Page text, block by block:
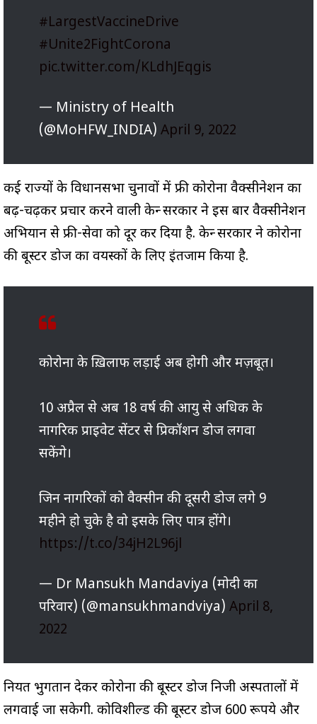
#LargestVaccineDrive
#Unite2FightCorona
pic.twitter.com/KLdhJEqgis
— Ministry of Health
(@MoHFW_INDIA) April 9, 2022
कई राज्यों के विधानसभा चुनावों में फ्री कोरोना वैक्सीनेशन का
बढ़-चढ़कर प्रचार करने वाली केन्द्र सरकार ने इस बार वैक्सीनेशन
अभियान से फ्री-सेवा को दूर कर दिया है. केन्द्र सरकार ने कोरोना
की बूस्टर डोज का वयस्कों के लिए इंतजाम किया है.
कोरोना के ख़िलाफ लड़ाई अब होगी और मज़बूत।
10 अप्रैल से अब 18 वर्ष की आयु से अधिक के
नागरिक प्राइवेट सेंटर से प्रिकॉशन डोज लगवा
सकेंगे।
जिन नागरिकों को वैक्सीन की दूसरी डोज लगे 9
महीने हो चुके है वो इसके लिए पात्र होंगे।
https://t.co/34jH2L96jl
— Dr Mansukh Mandaviya (मोदी का
परिवार) (@mansukhmandviya) April 8,
2022
नियत भुगतान देकर कोरोना की बूस्टर डोज निजी अस्पतालों में
लगवाई जा सकेगी. कोविशील्ड की बूस्टर डोज 600 रूपये और